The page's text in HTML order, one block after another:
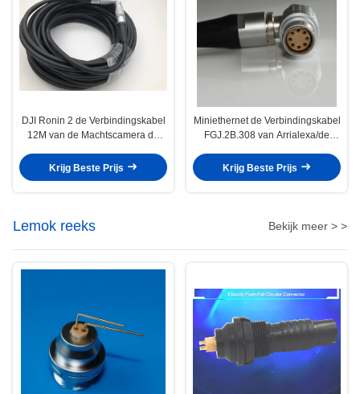
DJI Ronin 2 de Verbindingskabel
12M van de Machtscamera de
Speld FGG 1B 310
Krijg Beste Prijs
Miniethernet de Verbindingskabel
FGJ.2B.308 van Arrialexa/de
D - Kraankabel
Krijg Beste Prijs
Lemok reeks Bekijk meer > >